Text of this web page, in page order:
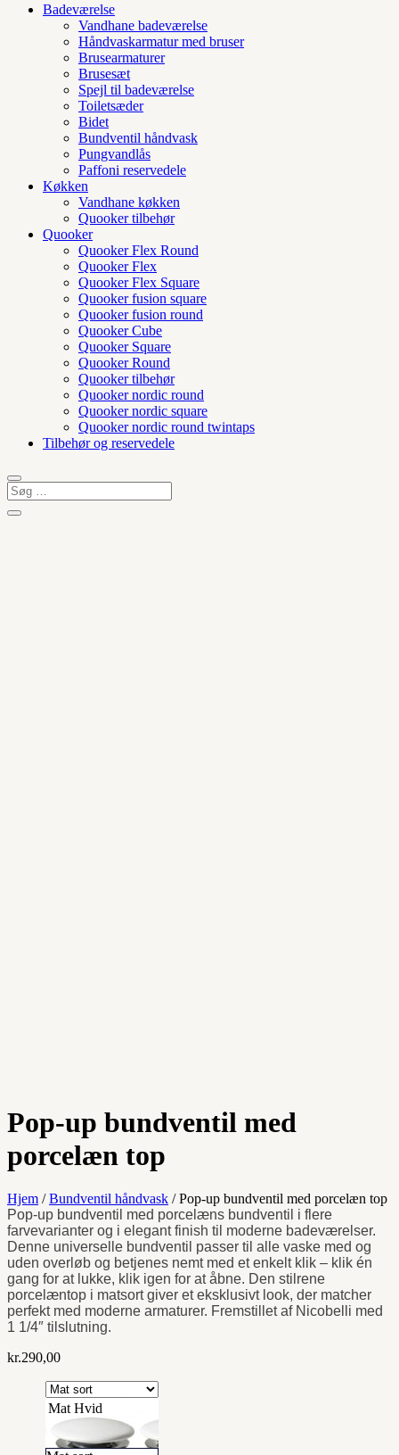
Badeværelse
Vandhane badeværelse
Håndvaskarmatur med bruser
Brusearmaturer
Brusesæt
Spejl til badeværelse
Toiletsæder
Bidet
Bundventil håndvask
Pungvandlås
Paffoni reservedele
Køkken
Vandhane køkken
Quooker tilbehør
Quooker
Quooker Flex Round
Quooker Flex
Quooker Flex Square
Quooker fusion square
Quooker fusion round
Quooker Cube
Quooker Square
Quooker Round
Quooker tilbehør
Quooker nordic round
Quooker nordic square
Quooker nordic round twintaps
Tilbehør og reservedele
Pop-up bundventil med
porcelæn top
Hjem /Bundventil håndvask / Pop-up bundventil med porcelæn top
Pop-up bundventil med porcelæns bundventil i flere
farvevarianter og i elegant finish til moderne badeværelser.
Denne universelle bundventil passer til alle vaske med og
uden overløb og betjenes nemt med et enkelt klik – klik én
gang for at lukke, klik igen for at åbne. Den stilrene
porcelæntop i matsort giver et eksklusivt look, der matcher
perfekt med moderne armaturer. Fremstillet af Nicobelli med
1 1/4″ tilslutning.
kr.290,00
Mat Hvid